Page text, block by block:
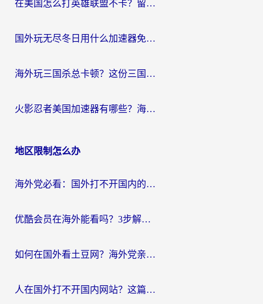
在美国怎么打英雄联盟不卡？留学生亲测的国服游戏加速全攻略
国外玩无尽冬日用什么加速器免费？海外党国服游戏加速避坑指南
海外玩三国杀总卡顿？这份三国杀游戏加速器指南帮你告别延迟烦恼
火影忍者美国加速器有哪些？海外党亲测的国服游戏加速全攻略（含菲律宾玩三国之刃守望黎明技巧）
地区限制怎么办
海外党必看：国外打不开国内的app怎么办？3步解决你的乡愁
优酷会员在海外能看吗？3步解决海外追剧难题，附实测好用加速器推荐
如何在国外看土豆网？海外党亲测有效的追剧加速器选择指南
人在国外打不开国内网站？这篇攻略帮你无缝解锁国内资源（附交管12123使用技巧）